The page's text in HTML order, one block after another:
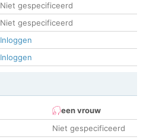
Niet gespecificeerd
Niet gespecificeerd
Inloggen
Inloggen
een vrouw
Niet gespecificeerd